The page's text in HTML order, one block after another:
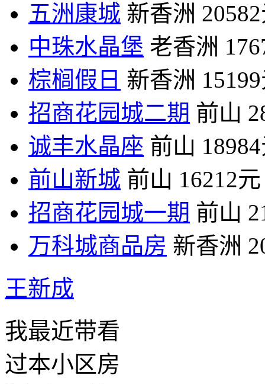
五洲康城 新香洲
中珠水晶堡 老香洲
棕榈假日 新香洲
招商花园城二期 前山
诚丰水晶座 前山
前山新城 前山 16212元
招商花园城一期 前山
万科城商品房 新香洲
王新成
我最近带看
过本小区房